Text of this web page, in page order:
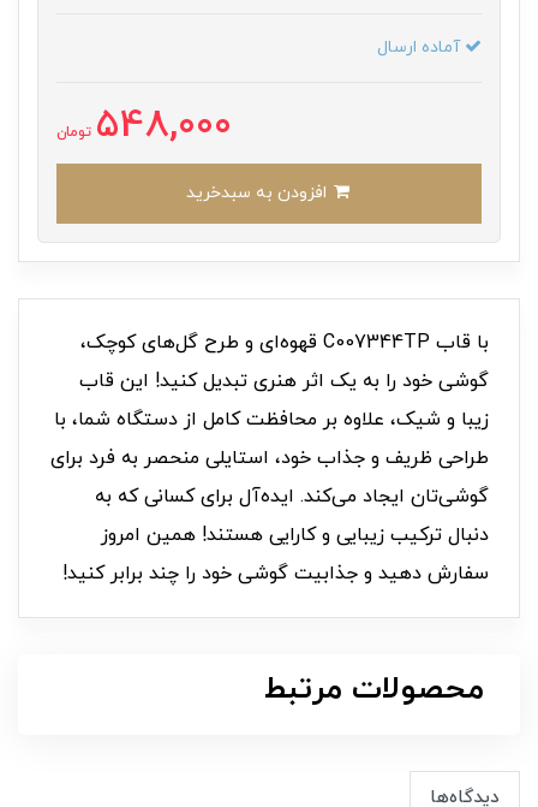
آماده ارسال
548,000 تومان
با قاب C007344TP قهوه‌ای و طرح گل‌های کوچک،
گوشی خود را به یک اثر هنری تبدیل کنید! این قاب
زیبا و شیک، علاوه بر محافظت کامل از دستگاه شما، با
طراحی ظریف و جذاب خود، استایلی منحصر به فرد برای
گوشی‌تان ایجاد می‌کند. ایده‌آل برای کسانی که به
دنبال ترکیب زیبایی و کارایی هستند! همین امروز
سفارش دهید و جذابیت گوشی خود را چند برابر کنید!
محصولات مرتبط
دیدگاه‌ها